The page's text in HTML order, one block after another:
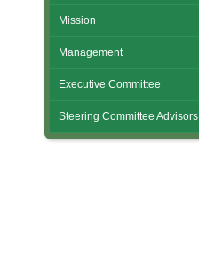
Mission
Management
Executive Committee
Steering Committee Advisors